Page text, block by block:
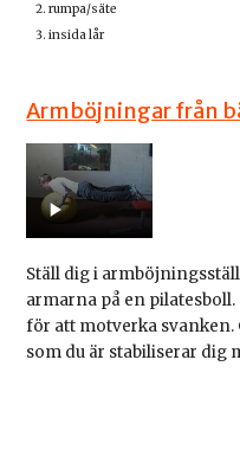
rumpa/säte
insida lår
Armböjningar från
Ställ dig i
armarna på en
för att motverka
som du är stabiliserar dig